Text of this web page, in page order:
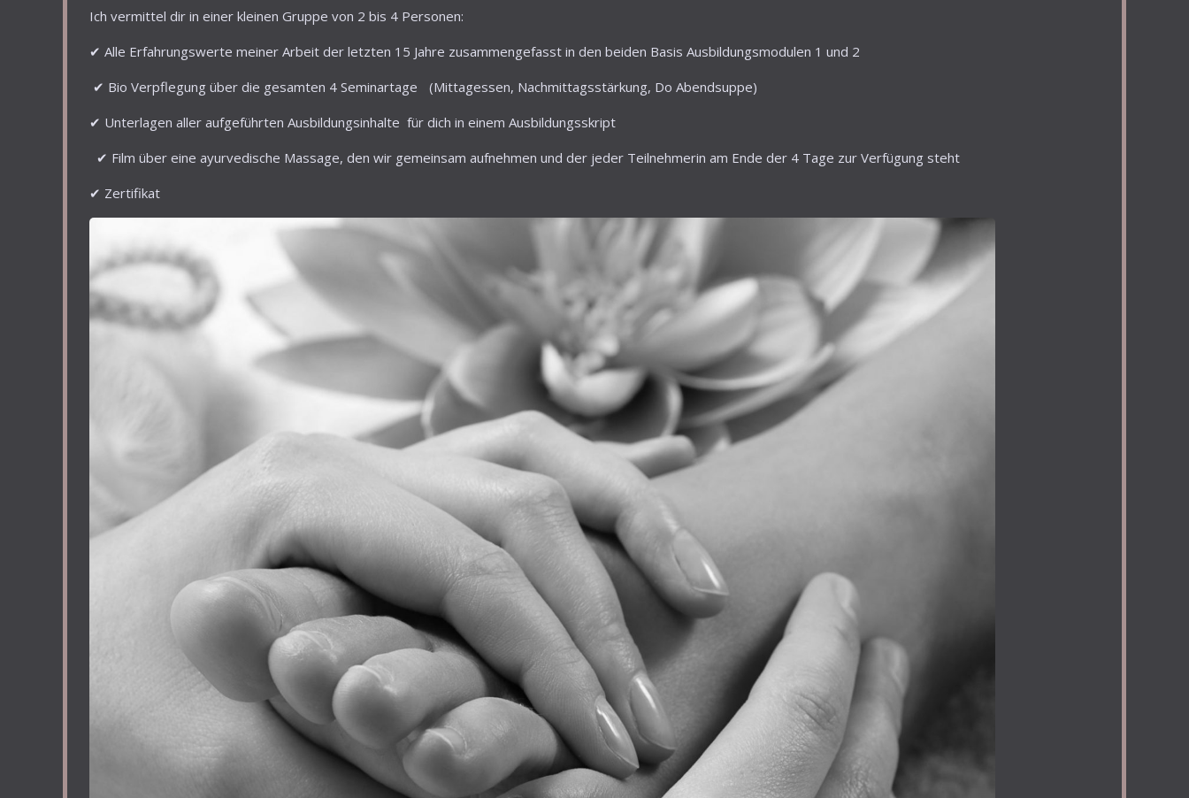
Ich vermittel dir in einer kleinen Gruppe von 2 bis 4 Personen:
✔ Alle Erfahrungswerte meiner Arbeit der letzten 15 Jahre zusammengefasst in den beiden Basis Ausbildungsmodulen 1 und 2
✔ Bio Verpflegung über die gesamten 4 Seminartage (Mittagessen, Nachmittagsstärkung, Do Abendsuppe)
✔ Unterlagen aller aufgeführten Ausbildungsinhalte für dich in einem Ausbildungsskript
✔ Film über eine ayurvedische Massage, den wir gemeinsam aufnehmen und der jeder Teilnehmerin am Ende der 4 Tage zur Verfügung steht
✔ Zertifikat